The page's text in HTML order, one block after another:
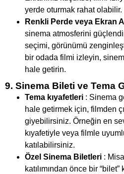
yerde oturmak rahat olabilir.
Renkli Perde veya Ekran
sinema atmosferini
seçimi, görünümü
bir odada filmi izleyin,
hale getirin.
9. Sinema Bileti ve Tema
Tema kıyafetleri : Sinema
hale getirmek için, filmden
giyebilirsiniz. Örneğin en
kıyafetiyle veya filmle
katılabilirsiniz.
Özel Sinema Biletleri :
katılımından önce bir “bilet”